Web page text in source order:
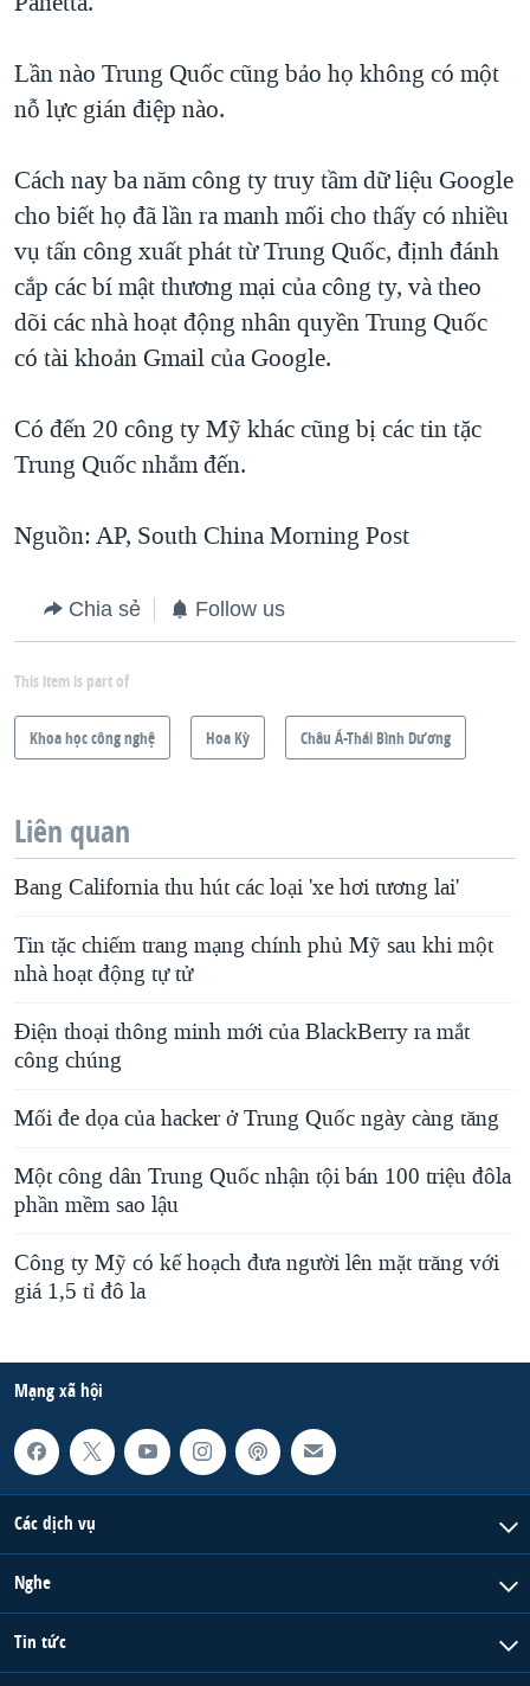
Lần nào Trung Quốc cũng bảo họ không có một
nỗ lực gián điệp nào.
Cách nay ba năm công ty truy tầm dữ liệu Google
cho biết họ đã lần ra manh mối cho thấy có nhiều
vụ tấn công xuất phát từ Trung Quốc, định đánh
cắp các bí mật thương mại của công ty, và theo
dõi các nhà hoạt động nhân quyền Trung Quốc
có tài khoản Gmail của Google.
Có đến 20 công ty Mỹ khác cũng bị các tin tặc
Trung Quốc nhắm đến.
Nguồn: AP, South China Morning Post
Chia sẻ Follow us
This item is part of
Khoa học công nghệ Hoa Kỳ Châu Á-Thái Bình Dương
Liên quan
Bang California thu hút các loại 'xe hơi tương lai'
Tin tặc chiếm trang mạng chính phủ Mỹ sau khi một
nhà hoạt động tự tử
Điện thoại thông minh mới của BlackBerry ra mắt
công chúng
Mối đe dọa của hacker ở Trung Quốc ngày càng tăng
Một công dân Trung Quốc nhận tội bán 100 triệu đôla
phần mềm sao lậu
Công ty Mỹ có kế hoạch đưa người lên mặt trăng với
giá 1,5 tỉ đô la
Mạng xã hội
Các dịch vụ
Nghe
Tin tức